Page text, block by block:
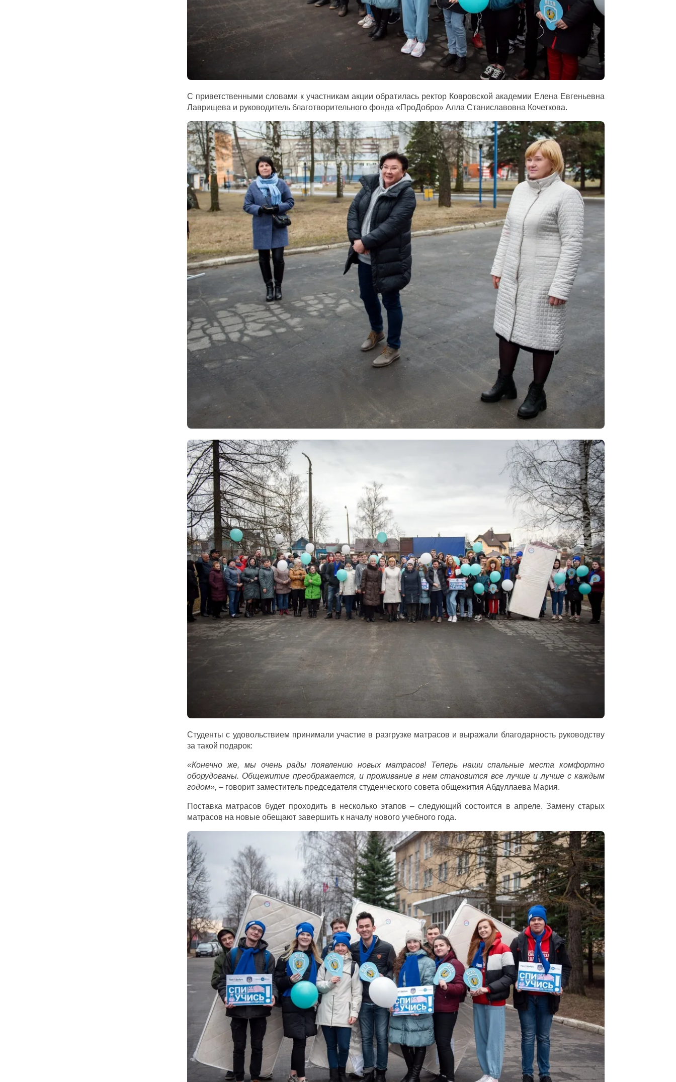
С приветственными словами к участникам акции обратилась ректор Ковровской академии Елена Евгеньевна
Лаврищева и руководитель благотворительного фонда «ПроДобро» Алла Станиславовна Кочеткова.
Студенты с удовольствием принимали участие в разгрузке матрасов и выражали благодарность руководству
за такой подарок:
«Конечно же, мы очень рады появлению новых матрасов! Теперь наши спальные места комфортно
оборудованы. Общежитие преображается, и проживание в нем становится все лучше и лучше с каждым
годом», – говорит заместитель председателя студенческого совета общежития Абдуллаева Мария.
Поставка матрасов будет проходить в несколько этапов – следующий состоится в апреле. Замену старых
матрасов на новые обещают завершить к началу нового учебного года.